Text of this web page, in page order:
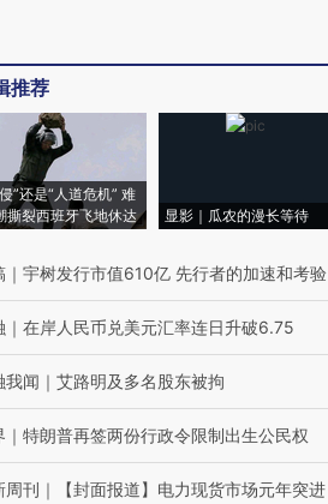
推荐
”还是“人道危机” 难
撕裂西班牙飞地休达
显影｜瓜农的漫长等待
｜ 宇树发行市值610亿 先行者的加速和考验
｜ 在岸人民币兑美元汇率连日升破6.75
我闻 ｜ 艾路明及多名股东被拘
｜ 特朗普再签两份行政令限制出生公民权
周刊 ｜ 【封面报道】电力现货市场元年突进